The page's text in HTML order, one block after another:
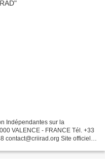
Indépendantes sur la
VALENCE - FRANCE Tél. +33
contact@criirad.org Site officiel